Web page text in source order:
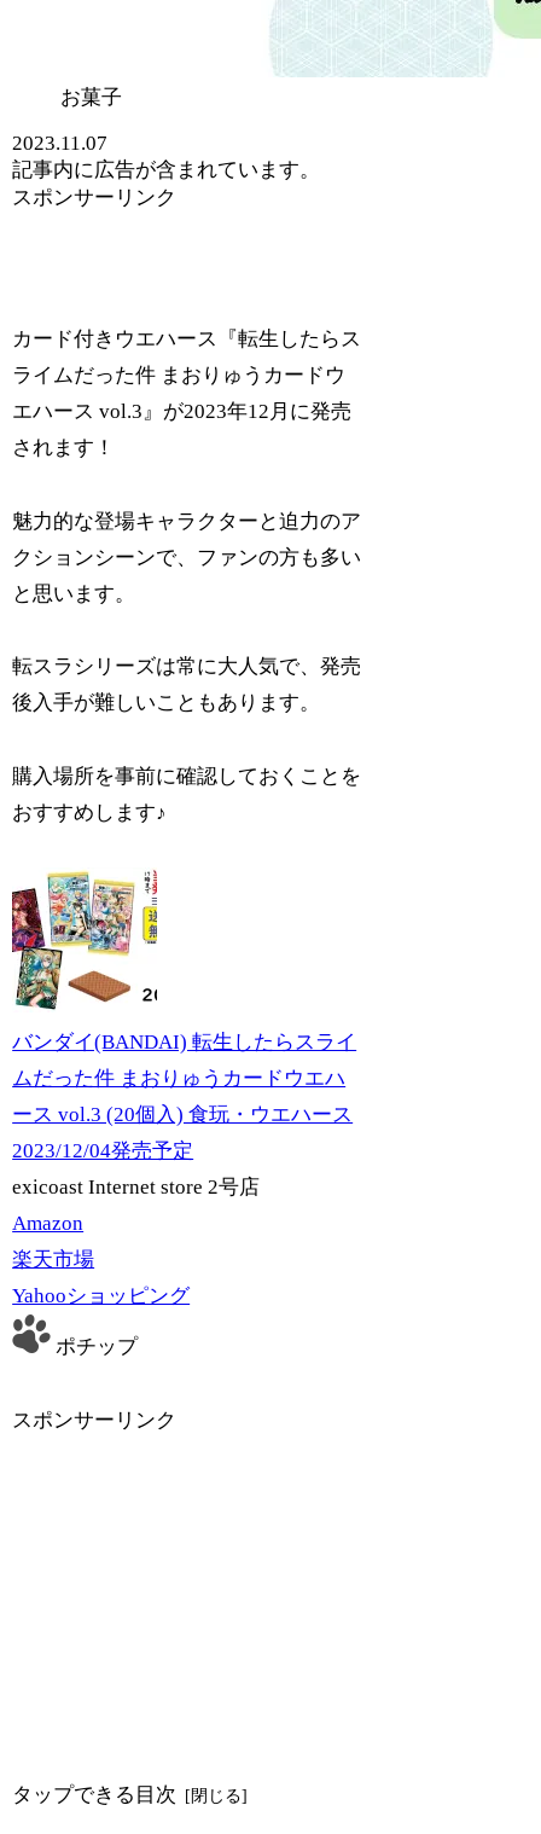
お菓子
2023.11.07
記事内に広告が含まれています。
スポンサーリンク
カード付きウエハース『転生したらス
ライムだった件 まおりゅうカードウ
エハース vol.3』が2023年12月に発売
されます！
魅力的な登場キャラクターと迫力のア
クションシーンで、ファンの方も多い
と思います。
転スラシリーズは常に大人気で、発売
後入手が難しいこともあります。
購入場所を事前に確認しておくことを
おすすめします♪
バンダイ(BANDAI) 転生したらスライ
ムだった件 まおりゅうカードウエハ
ース vol.3 (20個入) 食玩・ウエハース
2023/12/04発売予定
exicoast Internet store 2号店
Amazon
楽天市場
Yahooショッピング
ポチップ
スポンサーリンク
タップできる目次